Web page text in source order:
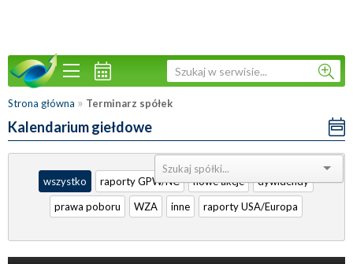
Strona główna » Terminarz spółek
Kalendarium giełdowe
Sortuj:
wszystko
raporty GPW/NC nowe akcje
dywidendy
prawa poboru
WZA inne raporty USA/Europa